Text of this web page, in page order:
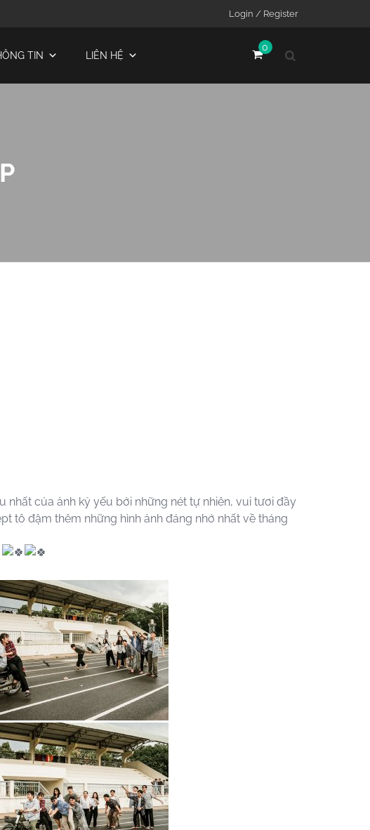
Login / Register
TIN LIÊN HỆ
0
của ảnh kỷ yếu bởi những nét tự nhiên, vui tươi đầy
tô đậm thêm những hình ảnh đáng nhớ nhất về tháng